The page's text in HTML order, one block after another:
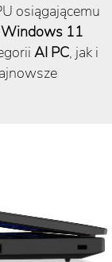
osiągającemu
Windows 11
AI PC, jak i